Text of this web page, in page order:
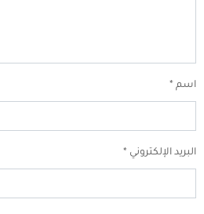
اسم *
البريد الإلكتروني *